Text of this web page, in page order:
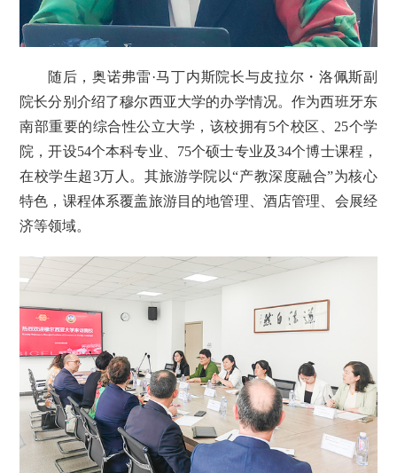
随后，奥诺弗雷·马丁内斯院长与皮拉尔・洛佩斯副
院长分别介绍了穆尔西亚大学的办学情况。作为西班牙东
南部重要的综合性公立大学，该校拥有5个校区、25个学
院，开设54个本科专业、75个硕士专业及34个博士课程，
在校学生超3万人。其旅游学院以“产教深度融合”为核心
特色，课程体系覆盖旅游目的地管理、酒店管理、会展经
济等领域。